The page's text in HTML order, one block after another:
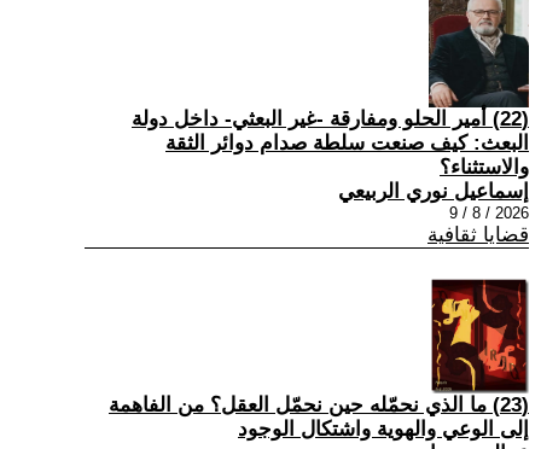
(22) أمير الحلو ومفارقة -غير البعثي- داخل دولة
البعث: كيف صنعت سلطة صدام دوائر الثقة
والاستثناء؟
إسماعيل نوري الربيعي
2026 / 8 / 9
قضايا ثقافية
(23) ما الذي نحمّله حين نحمّل العقل؟ من الفاهمة
إلى الوعي والهوية واشتكال الوجود